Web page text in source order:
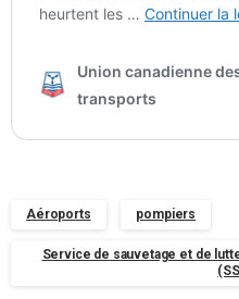
Aéroports pompiers
Service de sauvetage et de